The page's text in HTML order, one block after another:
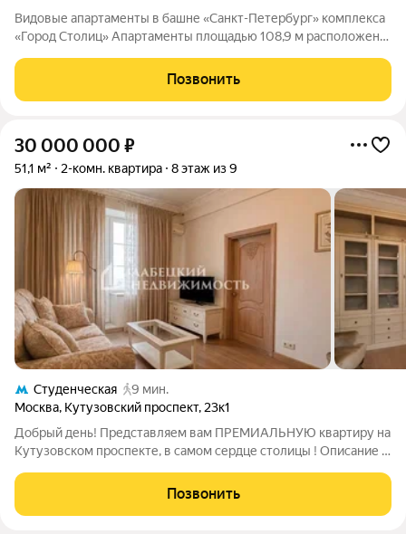
Видовые апартаменты в башне «Санкт-Петербург» комплекса
«Город Столиц» Апартаменты площадью 108,9 м расположены
«Город Столиц» в Москва-Сити. Панорамное остекление
открывает впечатляющие виды на
Позвонить
30 000 000 ₽
51,1 м² 2-комн. квартира 8 этаж из 9
Студенческая
9 мин.
Москва, Кутузовский проспект, 23к1
Добрый день! Представляем вам ПРЕМИАЛЬНУЮ квартиру на
Кутузовском проспекте, в самом сердце столицы ! Описание и
ДКП более 5 лет - ОДИН СОБСТВЕННИК - Квартира БЕЗ
обременений и долгов -
Позвонить